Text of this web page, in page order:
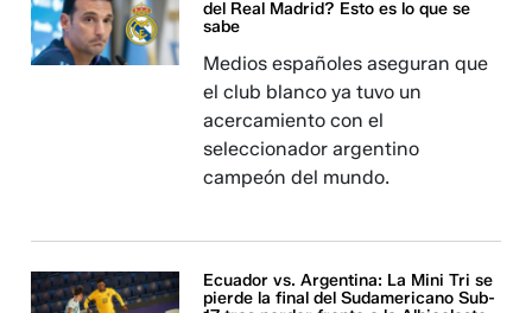
del Real Madrid? Esto es lo que se
sabe
Medios españoles aseguran que
el club blanco ya tuvo un
acercamiento con el
seleccionador argentino
campeón del mundo.
Ecuador vs. Argentina: La Mini Tri se
pierde la final del Sudamericano Sub-